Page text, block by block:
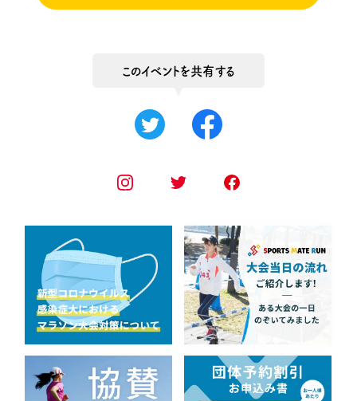
このイベントを共有する